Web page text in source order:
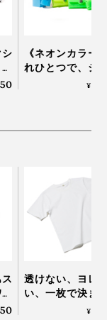
シ
ア
《ネオンカラー
れひとつで、ジ
旅行・アウト
¥
こ
透けない、ヨレ
い、一枚で決ま
ルエット。大人
¥